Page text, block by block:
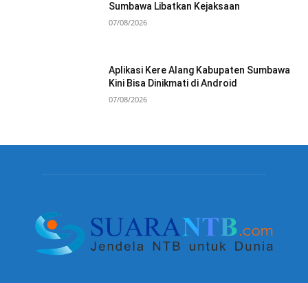
Sumbawa Libatkan Kejaksaan
07/08/2026
Aplikasi Kere Alang Kabupaten Sumbawa
Kini Bisa Dinikmati di Android
07/08/2026